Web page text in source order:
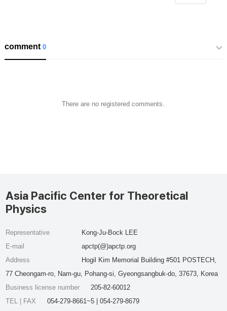
comment0
There are no registered comments.
Asia Pacific Center for Theoretical
Physics
Representative
Kong-Ju-Bock LEE
E-mail
apctp(@)apctp.org
Address
Hogil Kim Memorial Building #501 POSTECH,
77 Cheongam-ro, Nam-gu, Pohang-si, Gyeongsangbuk-do, 37673, Korea
Business license number
205-82-60012
TEL | FAX
054-279-8661~5 | 054-279-8679